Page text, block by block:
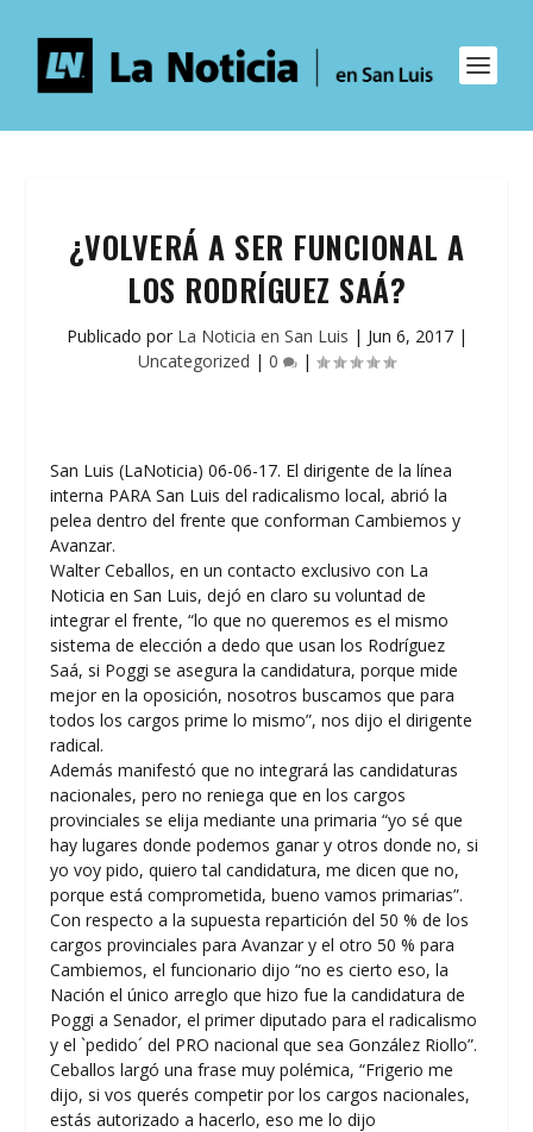
¿VOLVERÁ A SER FUNCIONAL A
LOS RODRÍGUEZ SAÁ?
Publicado por La Noticia en San Luis | Jun 6, 2017|
Uncategorized | 0 |
San Luis (LaNoticia) 06-06-17. El dirigente de la línea
interna PARA San Luis del radicalismo local, abrió la
pelea dentro del frente que conforman Cambiemos y
Avanzar.
Walter Ceballos, en un contacto exclusivo con La
Noticia en San Luis, dejó en claro su voluntad de
integrar el frente, “lo que no queremos es el mismo
sistema de elección a dedo que usan los Rodríguez
Saá, si Poggi se asegura la candidatura, porque mide
mejor en la oposición, nosotros buscamos que para
todos los cargos prime lo mismo”, nos dijo el dirigente
radical.
Además manifestó que no integrará las candidaturas
nacionales, pero no reniega que en los cargos
provinciales se elija mediante una primaria “yo sé que
hay lugares donde podemos ganar y otros donde no, si
yo voy pido, quiero tal candidatura, me dicen que no,
porque está comprometida, bueno vamos primarias”.
Con respecto a la supuesta repartición del 50 % de los
cargos provinciales para Avanzar y el otro 50 % para
Cambiemos, el funcionario dijo “no es cierto eso, la
Nación el único arreglo que hizo fue la candidatura de
Poggi a Senador, el primer diputado para el radicalismo
y el `pedido´ del PRO nacional que sea González Riollo”.
Ceballos largó una frase muy polémica, “Frigerio me
dijo, si vos querés competir por los cargos nacionales,
estás autorizado a hacerlo, eso me lo dijo